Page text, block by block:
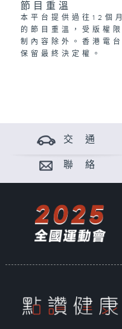
節目重溫
本平台提供過往12個月
的節目重溫，受版權限
制內容除外。香港電台
保留最終決定權。
交 通
聯 絡